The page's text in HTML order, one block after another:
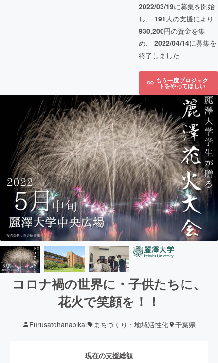
2022/03/19に募集を開始
し、 191 人の支援により
930,200円の資金を集
め、 2022/04/14に募集を
終了しました
もう一度プロジェク
トをやってほしい
コロナ禍の世界に・子供たちに、
花火で笑顔を！！
Furusatohanabikai まちづくり・地域活性化 千葉県
現在の支援総額